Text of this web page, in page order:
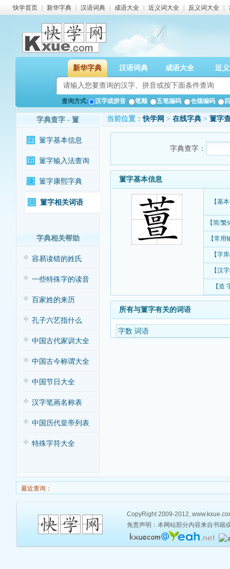
快学首页 新华字典 汉语词典 成语大全 近义词大全 反义词大全
新华字典 汉语词典 成语大全 近
查询方式: 汉字或拼音 笔顺 五笔编码 仓颉编码
字典查字 - 䕊
䕊字基本信息
䕊字输入法查询
䕊字康熙字典
䕊字相关词语
字典相关帮助
容易读错的姓氏
一些特殊字的读音
百家姓的来历
孔子六艺指什么
中国古代家训大全
中国古今称谓大全
中国节日大全
汉字笔画名称表
中国历代皇帝列表
特殊字符大全
当前位置：快学网 > 在线字典 > 䕊字
字典查字：
䕊字基本信息
【基
【简/
【常用
【字
【汉
【造
所有与䕊字有关的词语
字数 词语
最近查询：
CopyRight 2009-2012,
免责声明：本网站部分内容来自书籍